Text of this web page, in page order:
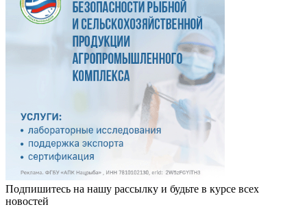
Подпишитесь на нашу рассылку и будьте в курсе всех
новостей